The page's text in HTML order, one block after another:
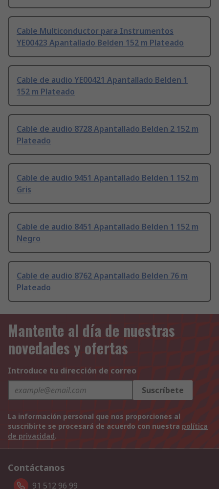
Cable Multiconductor para Instrumentos
YE00423 Apantallado Belden 152 m Plateado
Cable de audio YE00421 Apantallado Belden 1
152 m Plateado
Cable de audio 8728 Apantallado Belden 2 152 m
Plateado
Cable de audio 9451 Apantallado Belden 1 152 m
Gris
Cable de audio 8451 Apantallado Belden 1 152 m
Negro
Cable de audio 8762 Apantallado Belden 76 m
Plateado
Mantente al día de nuestras
novedades y ofertas
Introduce tu dirección de correo
Suscríbete
La información personal que nos proporciones al
suscribirte se procesará de acuerdo con nuestra política
de privacidad.
Contáctanos
91 512 96 99